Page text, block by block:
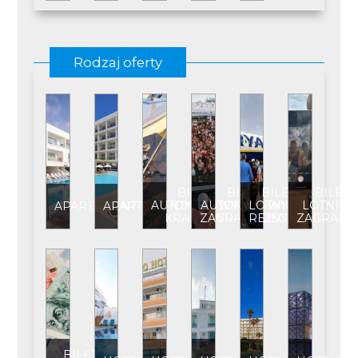
Rodzaj oferty
APARTAMENTAPARTAMENT****
BILET
AUTOKAROWY
KRAJOWY
BILET
AUTOKAROWY
ZAGRANICZNY
BILET
LOTNICZY
REJSOWY
BILET
BILET